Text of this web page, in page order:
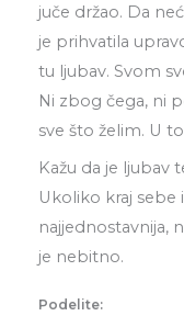
juče držao. Da
je prihvatila
tu ljubav. Svom
Ni zbog čega, ni
sve što želim. U
Kažu da je ljubav
Ukoliko kraj
najjednostavnija,
je nebitno.
Podelite: